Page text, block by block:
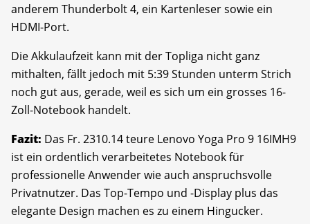
anderem Thunderbolt 4, ein Kartenleser sowie ein
HDMI-Port.
Die Akkulaufzeit kann mit der Topliga nicht ganz
mithalten, fällt jedoch mit 5:39 Stunden unterm Strich
noch gut aus, gerade, weil es sich um ein grosses 16-
Zoll-Notebook handelt.
Fazit: Das Fr. 2310.14 teure Lenovo Yoga Pro 9 16IMH9
ist ein ordentlich verarbeitetes Notebook für
professionelle Anwender wie auch anspruchsvolle
Privatnutzer. Das Top-Tempo und -Display plus das
elegante Design machen es zu einem Hingucker.